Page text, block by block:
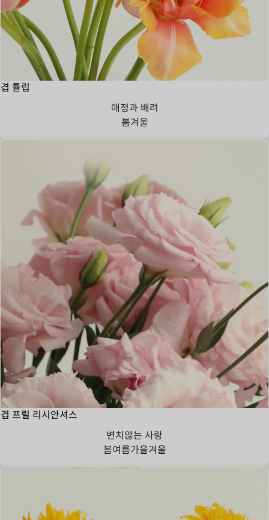
겹 튤립
애정과 배려
봄겨울
겹 프릴 리시안셔스
변치않는 사랑
봄여름가을겨울